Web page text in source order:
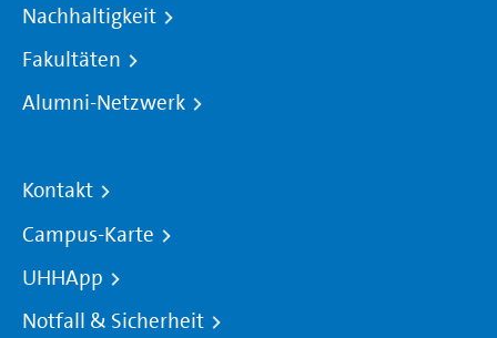
Nachhaltigkeit
Fakultäten
Alumni-Netzwerk
Kontakt
Campus-Karte
UHHApp
Notfall & Sicherheit